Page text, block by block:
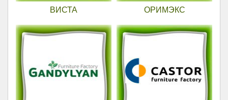
ВИСТА ОРИМЭКС